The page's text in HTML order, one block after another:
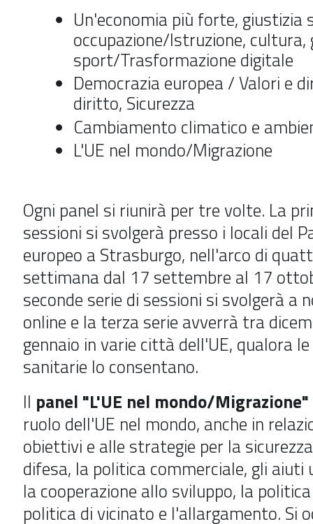
Un'economia più forte, giustizia
occupazione/Istruzione, cultura,
sport/Trasformazione digitale
Democrazia europea / Valori e
diritto, Sicurezza
Cambiamento climatico e
L'UE nel mondo/Migrazione
Ogni panel si riunirà per tre volte. La
sessioni si svolgerà presso i locali del
europeo a Strasburgo, nell'arco di
settimana dal 17 settembre al 17
seconde serie di sessioni si svolgerà a
online e la terza serie avverrà tra
gennaio in varie città dell'UE, qualora
sanitarie lo consentano.
Il panel "L'UE nel mondo/Migrazione"
ruolo dell'UE nel mondo, anche in
obiettivi e alle strategie per la
difesa, la politica commerciale, gli aiuti
la cooperazione allo sviluppo, la
politica di vicinato e l'allargamento. Si